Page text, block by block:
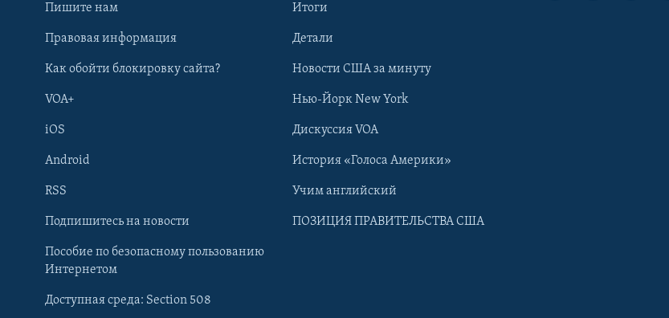
Learning English
Пишите нам
Правовая информация
Как обойти блокировку сайта?
VOA+
iOS
Android
RSS
Подпишитесь на новости
Пособие по безопасному пользованию
Интернетом
Доступная среда: Section 508
Итоги
Детали
Новости США за минуту
Нью-Йорк New York
Дискуссия VOA
История «Голоса Америки»
Учим английский
ПОЗИЦИЯ ПРАВИТЕЛЬСТВА США